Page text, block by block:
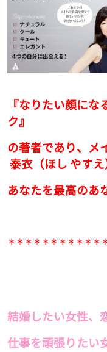
『なりたい顔に
ク』
の著者であり、メ
泰衣（ほし やす
あなたを最高のあ
＊＊＊＊＊＊＊＊＊＊＊
結婚したい女性、
仕事を頑張りたい